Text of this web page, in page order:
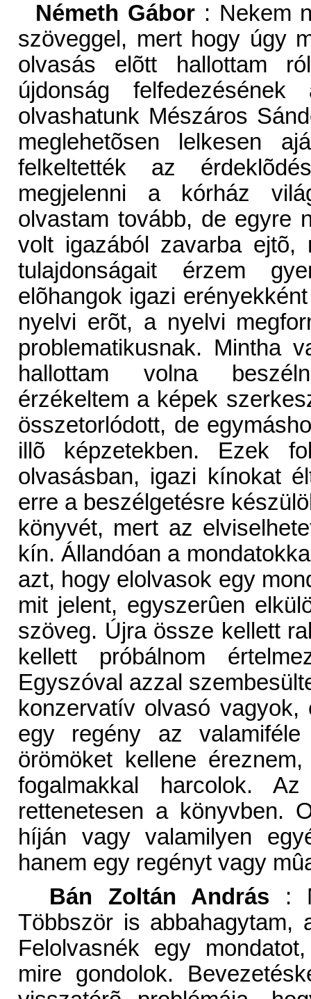
Németh Gábor : Nekem
szöveggel, mert hogy úgy
olvasás elõtt hallottam
újdonság
olvashatunk Mészáros
meglehetõsen lelkesen
felkeltették az
megjelenni a kórház
olvastam tovább, de egyre
volt igazából zavarba
tulajdonságait érzem
elõhangok igazi
nyelvi erõt, a nyelvi
problematikusnak. Mintha
hallottam volna
érzékeltem a képek
összetorlódott, de
illõ képzetekben. Ezek
olvasásban, igazi kínokat
erre a beszélgetésre
könyvét, mert az
kín. Állandóan a
azt, hogy elolvasok egy
mit jelent, egyszerûen
szöveg. Újra össze kellett
kellett próbálnom
Egyszóval azzal
konzervatív olvasó
egy regény az
örömöket kellene
fogalmakkal harcolok.
rettenetesen a könyvben.
híján vagy valamilyen
hanem egy regényt vagy
Bán Zoltán András :
Többször is abbahagytam,
Felolvasnék egy
mire gondolok.